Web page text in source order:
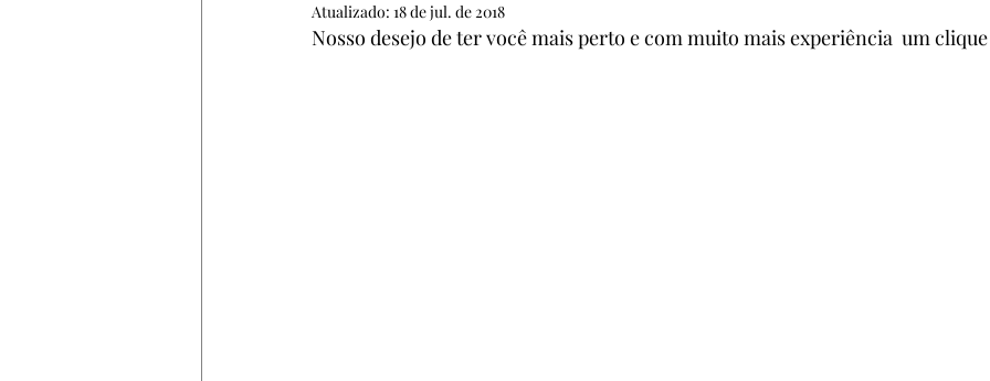
Conhecimento de si Brincar Dia do brinquedo Compartilhar Nutricionista
Atualizado: 18 de jul. de 2018
Nosso desejo de ter você mais perto e com muito mais experiência  um